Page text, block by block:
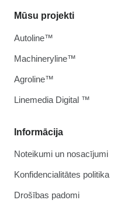
Informācija
Noteikumi un nosacījumi
Konfidencialitātes politika
Drošības padomi
Mūsu projekti
Autoline™
Machineryline™
Agroline™
Linemedia Digital ™